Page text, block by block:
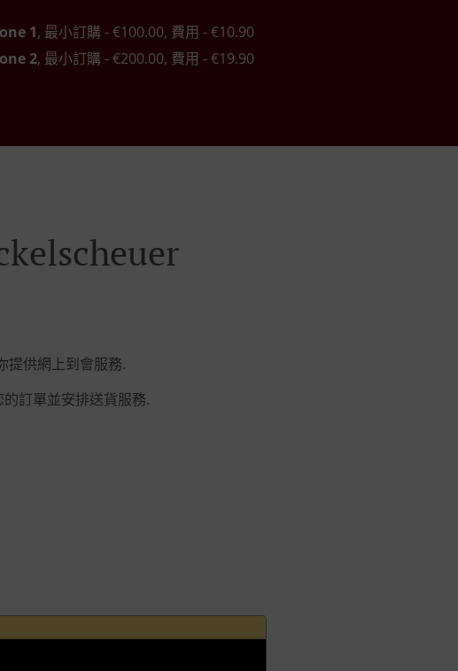
1, 最小訂購 - €100.00, 費用 - €10.90
2, 最小訂購 - €200.00, 費用 - €19.90
提供網上到會服務.
訂單並安排送貨服務.